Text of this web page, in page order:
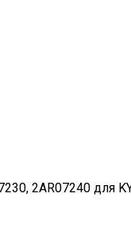
2AR07240 для